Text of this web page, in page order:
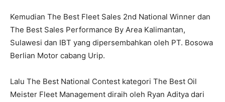
Kemudian The Best Fleet Sales 2nd National Winner dan
The Best Sales Performance By Area Kalimantan,
Sulawesi dan IBT yang dipersembahkan oleh PT. Bosowa
Berlian Motor cabang Urip.
Lalu The Best National Contest kategori The Best Oil
Meister Fleet Management diraih oleh Ryan Aditya dari